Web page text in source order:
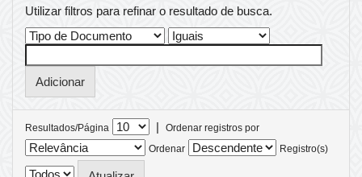
Utilizar filtros para refinar o resultado de busca.
Resultados/Página |
Ordenar registros por
Ordenar
Registro(s)